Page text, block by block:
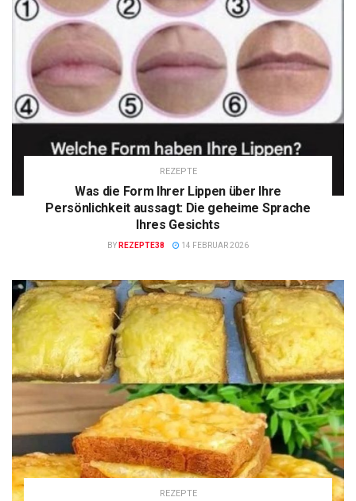
REZEPTE
Was die Form Ihrer Lippen über Ihre
Persönlichkeit aussagt: Die geheime Sprache
Ihres Gesichts
BY REZEPTE38 14 FEBRUAR 2026
REZEPTE